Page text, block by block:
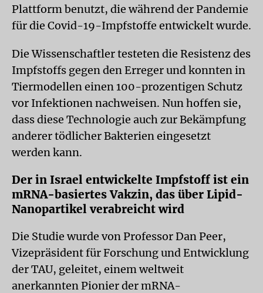
Plattform benutzt, die während der Pandemie
für die Covid-19-Impfstoffe entwickelt wurde.
Die Wissenschaftler testeten die Resistenz des
Impfstoffs gegen den Erreger und konnten in
Tiermodellen einen 100-prozentigen Schutz
vor Infektionen nachweisen. Nun hoffen sie,
dass diese Technologie auch zur Bekämpfung
anderer tödlicher Bakterien eingesetzt
werden kann.
Der in Israel entwickelte Impfstoff ist ein
mRNA-basiertes Vakzin, das über Lipid-
Nanopartikel verabreicht wird
Die Studie wurde von Professor Dan Peer,
Vizepräsident für Forschung und Entwicklung
der TAU, geleitet, einem weltweit
anerkannten Pionier der mRNA-